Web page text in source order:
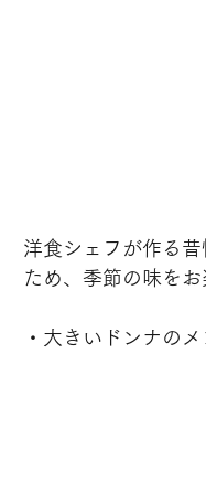
洋食シェフが作る
ため、季節の味を
・大きいドンナの